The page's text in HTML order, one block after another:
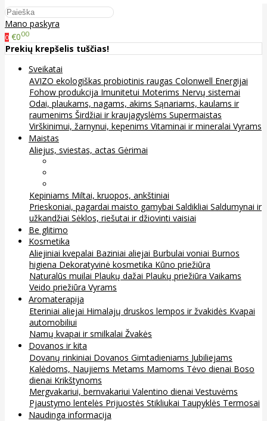
Mano paskyra
0 €000
Prekių krepšelis tuščias!
Sveikatai
AVIZO ekologiškas probiotinis raugas Colonwell Energijai
Fohow produkcija Imunitetui Moterims Nervų sistemai
Odai, plaukams, nagams, akims Sąnariams, kaulams ir
raumenims Širdžiai ir kraujagyslėms Supermaistas
Virškinimui, žarnynui, kepenims Vitaminai ir mineralai Vyrams
Maistas
Aliejus, sviestas, actas Gėrimai
Kepiniams Miltai, kruopos, ankštiniai
Prieskoniai, pagardai maisto gamybai Saldikliai Saldumynai ir
užkandžiai Sėklos, riešutai ir džiovinti vaisiai
Be glitimo
Kosmetika
Aliejiniai kvepalai Baziniai aliejai Burbulai voniai Burnos
higiena Dekoratyvinė kosmetika Kūno priežiūra
Naturalūs muilai Plaukų dažai Plaukų priežiūra Vaikams
Veido priežiūra Vyrams
Aromaterapija
Eteriniai aliejai Himalajų druskos lempos ir žvakidės Kvapai
automobiliui
Namų kvapai ir smilkalai Žvakės
Dovanos ir kita
Dovanų rinkiniai Dovanos Gimtadieniams Jubiliejams
Kalėdoms, Naujiems Metams Mamoms Tėvo dienai Boso
dienai Krikštynoms
Mergvakariui, bernvakariui Valentino dienai Vestuvėms
Pjaustymo lentelės Prijuostės Stikliukai Taupyklės Termosai
Naudinga informacija